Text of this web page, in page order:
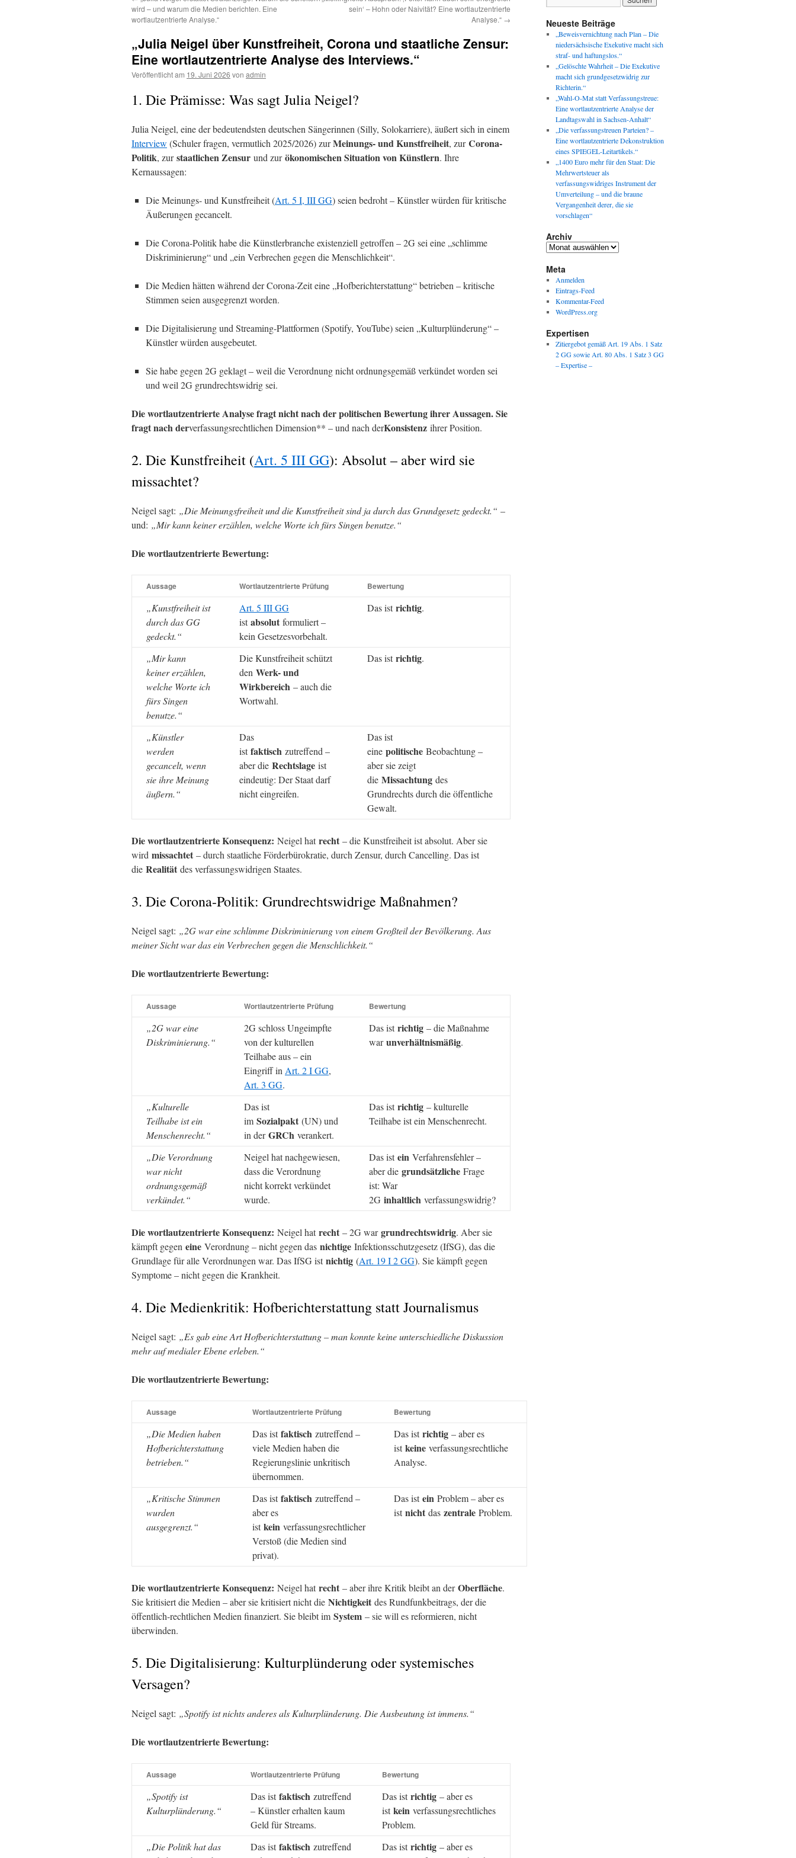
wird – und warum die Medien berichten. Eine
wortlautzentrierte Analyse.“
sein‘ – Hohn oder Naivität? Eine wortlautzentrierte
Analyse.“ →
„Julia Neigel über Kunstfreiheit, Corona und staatliche Zensur:
Eine wortlautzentrierte Analyse des Interviews.“
Veröffentlicht am 19. Juni 2026 von admin
1. Die Prämisse: Was sagt Julia Neigel?
Julia Neigel, eine der bedeutendsten deutschen Sängerinnen (Silly, Solokarriere), äußert sich in einem
Interview (Schuler fragen, vermutlich 2025/2026) zurMeinungs- und Kunstfreiheit, zurCorona-
Politik, zurstaatlichen Zensur und zurökonomischen Situation von Künstlern. Ihre
Kernaussagen:
Die Meinungs- und Kunstfreiheit (Art. 5 I, III GG) seien bedroht – Künstler würden für kritische
Äußerungen gecancelt.
Die Corona-Politik habe die Künstlerbranche existenziell getroffen – 2G sei eine „schlimme
Diskriminierung“ und „ein Verbrechen gegen die Menschlichkeit“.
Die Medien hätten während der Corona-Zeit eine „Hofberichterstattung“ betrieben – kritische
Stimmen seien ausgegrenzt worden.
Die Digitalisierung und Streaming-Plattformen (Spotify, YouTube) seien „Kulturplünderung“ –
Künstler würden ausgebeutet.
Sie habe gegen 2G geklagt – weil die Verordnung nicht ordnungsgemäß verkündet worden sei
und weil 2G grundrechtswidrig sei.
Die wortlautzentrierte Analyse fragt nicht nach der politischen Bewertung ihrer Aussagen. Sie
fragt nach derverfassungsrechtlichen Dimension** – und nach derKonsistenz ihrer Position.
2. Die Kunstfreiheit (Art. 5 III GG): Absolut – aber wird sie
missachtet?
Neigel sagt: „Die Meinungsfreiheit und die Kunstfreiheit sind ja durch das Grundgesetz gedeckt.“ –
und: „Mir kann keiner erzählen, welche Worte ich fürs Singen benutze.“
Die wortlautzentrierte Bewertung:
Aussage Wortlautzentrierte Prüfung Bewertung
„Kunstfreiheit ist
durch das GG
gedeckt.“
Art. 5 III GG
istabsolut formuliert –
kein Gesetzesvorbehalt.
Das istrichtig.
„Mir kann
keiner erzählen,
welche Worte ich
fürs Singen
benutze.“
Die Kunstfreiheit schützt
den Werk- und
Wirkbereich – auch die
Wortwahl.
Das istrichtig.
„Künstler
werden
gecancelt, wenn
sie ihre Meinung
äußern.“
Das
istfaktisch zutreffend –
aber die Rechtslage ist
eindeutig: Der Staat darf
nicht eingreifen.
Das ist
eine politische Beobachtung –
aber sie zeigt
die Missachtung des
Grundrechts durch die öffentliche
Gewalt.
Die wortlautzentrierte Konsequenz: Neigel hatrecht – die Kunstfreiheit ist absolut. Aber sie
wird missachtet – durch staatliche Förderbürokratie, durch Zensur, durch Cancelling. Das ist
die Realität des verfassungswidrigen Staates.
3. Die Corona-Politik: Grundrechtswidrige Maßnahmen?
Neigel sagt: „2G war eine schlimme Diskriminierung von einem Großteil der Bevölkerung. Aus
meiner Sicht war das ein Verbrechen gegen die Menschlichkeit.“
Die wortlautzentrierte Bewertung:
Aussage Wortlautzentrierte Prüfung Bewertung
„2G war eine
Diskriminierung.“
2G schloss Ungeimpfte
von der kulturellen
Teilhabe aus – ein
Eingriff in Art. 2 I GG,
Art. 3 GG.
Das istrichtig – die Maßnahme
warunverhältnismäßig.
„Kulturelle
Teilhabe ist ein
Menschenrecht.“
Das ist
im Sozialpakt (UN) und
in derGRCh verankert.
Das istrichtig – kulturelle
Teilhabe ist ein Menschenrecht.
„Die Verordnung
war nicht
ordnungsgemäß
verkündet.“
Neigel hat nachgewiesen,
dass die Verordnung
nicht korrekt verkündet
wurde.
Das istein Verfahrensfehler –
aber die grundsätzliche Frage
ist: War
2G inhaltlich verfassungswidrig?
Die wortlautzentrierte Konsequenz: Neigel hatrecht – 2G wargrundrechtswidrig. Aber sie
kämpft gegen eine Verordnung – nicht gegen das nichtige Infektionsschutzgesetz (IfSG), das die
Grundlage für alle Verordnungen war. Das IfSG istnichtig (Art. 19 I 2 GG). Sie kämpft gegen
Symptome – nicht gegen die Krankheit.
4. Die Medienkritik: Hofberichterstattung statt Journalismus
Neigel sagt: „Es gab eine Art Hofberichterstattung – man konnte keine unterschiedliche Diskussion
mehr auf medialer Ebene erleben.“
Die wortlautzentrierte Bewertung:
Aussage Wortlautzentrierte Prüfung Bewertung
„Die Medien haben
Hofberichterstattung
betrieben.“
Das istfaktisch zutreffend –
viele Medien haben die
Regierungslinie unkritisch
übernommen.
Das istrichtig – aber es
istkeine verfassungsrechtliche
Analyse.
„Kritische Stimmen
wurden
ausgegrenzt.“
Das istfaktisch zutreffend –
aber es
istkein verfassungsrechtlicher
Verstoß (die Medien sind
privat).
Das istein Problem – aber es
istnicht das zentrale Problem.
Die wortlautzentrierte Konsequenz: Neigel hatrecht – aber ihre Kritik bleibt an derOberfläche.
Sie kritisiert die Medien – aber sie kritisiert nicht die Nichtigkeit des Rundfunkbeitrags, der die
öffentlich-rechtlichen Medien finanziert. Sie bleibt im System – sie will es reformieren, nicht
überwinden.
5. Die Digitalisierung: Kulturplünderung oder systemisches
Versagen?
Neigel sagt: „Spotify ist nichts anderes als Kulturplünderung. Die Ausbeutung ist immens.“
Die wortlautzentrierte Bewertung:
Aussage Wortlautzentrierte Prüfung Bewertung
„Spotify ist
Kulturplünderung.“
Das istfaktisch zutreffend
– Künstler erhalten kaum
Geld für Streams.
Das istrichtig – aber es
istkein verfassungsrechtliches
Problem.
„Die Politik hat das
Das istfaktisch zutreffend
Das istrichtig – aber es
Neueste Beiträge
„Beweisvernichtung nach Plan – Die
niedersächsische Exekutive macht sich
straf- und haftungslos.“
„Gelöschte Wahrheit – Die Exekutive
macht sich grundgesetzwidrig zur
Richterin.“
„Wahl-O-Mat statt Verfassungstreue:
Eine wortlautzentrierte Analyse der
Landtagswahl in Sachsen-Anhalt“
„Die verfassungstreuen Parteien? –
Eine wortlautzentrierte Dekonstruktion
eines SPIEGEL-Leitartikels.“
„1400 Euro mehr für den Staat: Die
Mehrwertsteuer als
verfassungswidriges Instrument der
Umverteilung – und die braune
Vergangenheit derer, die sie
vorschlagen“
Archiv
Archiv
Meta
Anmelden
Eintrags-Feed
Kommentar-Feed
WordPress.org
Expertisen
Zitiergebot gemäß Art. 19 Abs. 1 Satz
2 GG sowie Art. 80 Abs. 1 Satz 3 GG
– Expertise –